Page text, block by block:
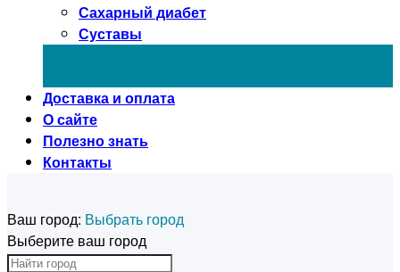
Сахарный диабет
Суставы
Доставка и оплата
О сайте
Полезно знать
Контакты
Ваш город: Выбрать город
Выберите ваш город